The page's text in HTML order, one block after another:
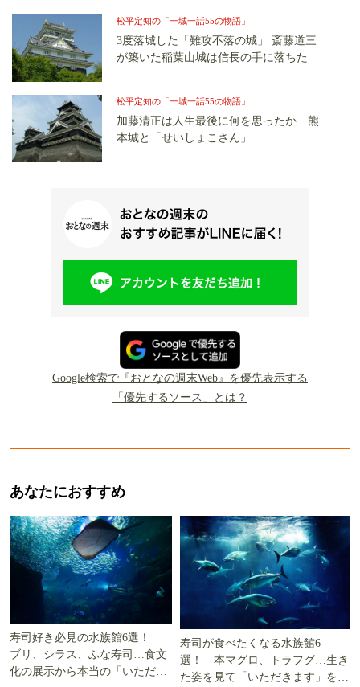
松平定知の「一城一話55の物語」
3度落城した「難攻不落の城」 斎藤道三
が築いた稲葉山城は信長の手に落ちた
松平定知の「一城一話55の物語」
加藤清正は人生最後に何を思ったか 熊
本城と「せいしょこさん」
Google検索で『おとなの週末Web』を優先表示する
「優先するソース」とは？
あなたにおすすめ
寿司好き必見の水族館6選！
ブリ、シラス、ふな寿司…食文
化の展示から本当の「いただき
寿司が食べたくなる水族館6
選！ 本マグロ、トラフグ…生き
た姿を見て「いただきます」を考